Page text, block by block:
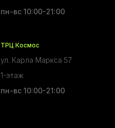
пн-вс 10:00-21:00
ТРЦ Космос
ул. Карла Маркса 57
1-этаж
пн-вс 10:00-21:00